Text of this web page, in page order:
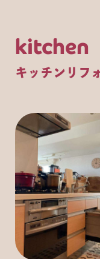
kitchen
キッチンリフ